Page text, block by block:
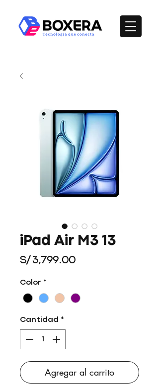
iPad Air M3 13
S/ 3,799.00Precio
Color *
Cantidad *
Agregar al carrito